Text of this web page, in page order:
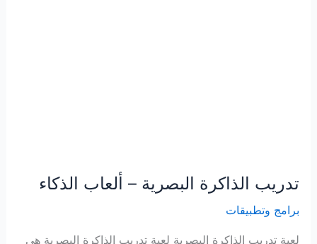
تدريب الذاكرة البصرية – ألعاب الذكاء
برامج وتطبيقات
لعبة تدريب الذاكرة البصرية لعبة تدريب الذاكرة البصرية هي